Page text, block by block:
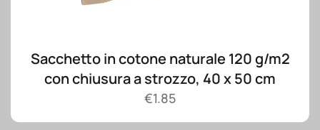
Sacchetto in cotone naturale 120 g/m2
con chiusura a strozzo, 40 x 50 cm
€1.85